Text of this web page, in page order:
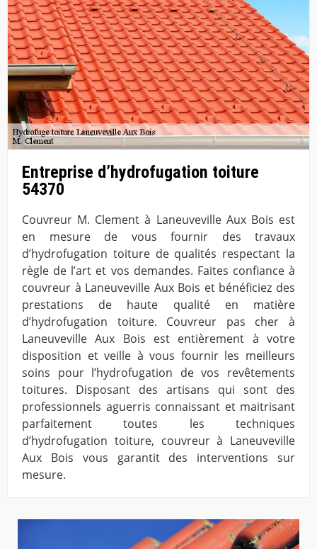
Entreprise d’hydrofugation toiture
54370
Couvreur M. Clement à Laneuveville Aux Bois est
en mesure de vous fournir des travaux
d’hydrofugation toiture de qualités respectant la
règle de l’art et vos demandes. Faites confiance à
couvreur à Laneuveville Aux Bois et bénéficiez des
prestations de haute qualité en matière
d’hydrofugation toiture. Couvreur pas cher à
Laneuveville Aux Bois est entièrement à votre
disposition et veille à vous fournir les meilleurs
soins pour l’hydrofugation de vos revêtements
toitures. Disposant des artisans qui sont des
professionnels aguerris connaissant et maitrisant
parfaitement toutes les techniques
d’hydrofugation toiture, couvreur à Laneuveville
Aux Bois vous garantit des interventions sur
mesure.